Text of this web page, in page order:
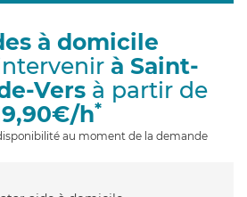
g
à domicile
à Saint-
Versà partir de
h*
au moment de la demande